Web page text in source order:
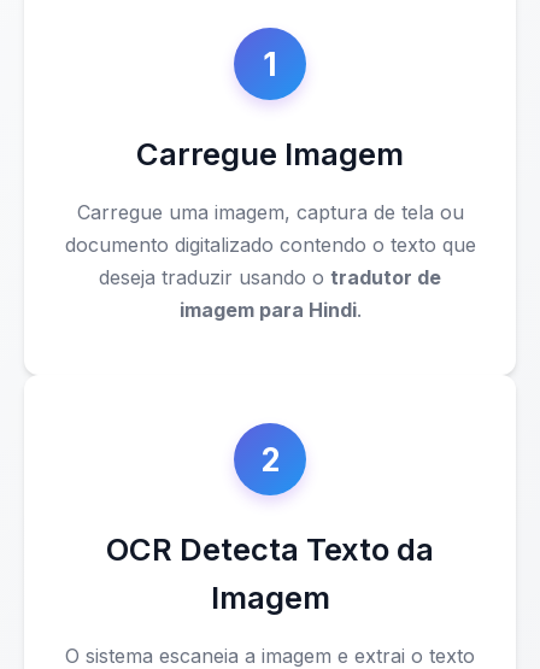
1
Carregue Imagem
Carregue uma imagem, captura de tela ou
documento digitalizado contendo o texto que
deseja traduzir usando o tradutor de
imagem para Hindi.
2
OCR Detecta Texto da
Imagem
O sistema escaneia a imagem e extrai o texto